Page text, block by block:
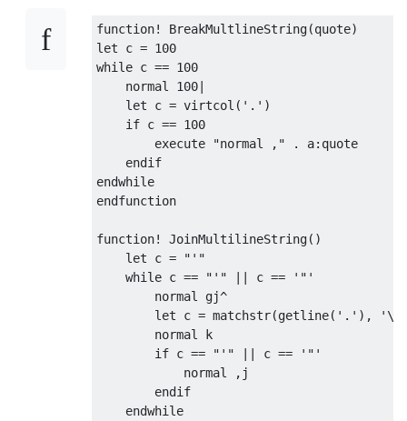
function! BreakMultlineString(quote)
let c = 100
while c == 100
    normal 100|
    let c = virtcol('.')
    if c == 100
        execute "normal ," . a:quote
    endif
endwhile
endfunction
function! JoinMultilineString()
    let c = "'"
    while c == "'" || c == '"'
        normal gj^
let c = matchstr(getline('.'),
        normal k
        if c == "'" || c == '"'
            normal ,j
        endif
    endwhile